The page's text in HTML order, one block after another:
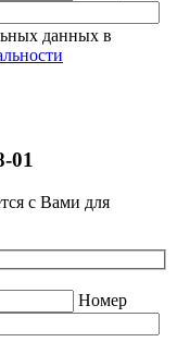
данных в
01
с Вами для
Номер